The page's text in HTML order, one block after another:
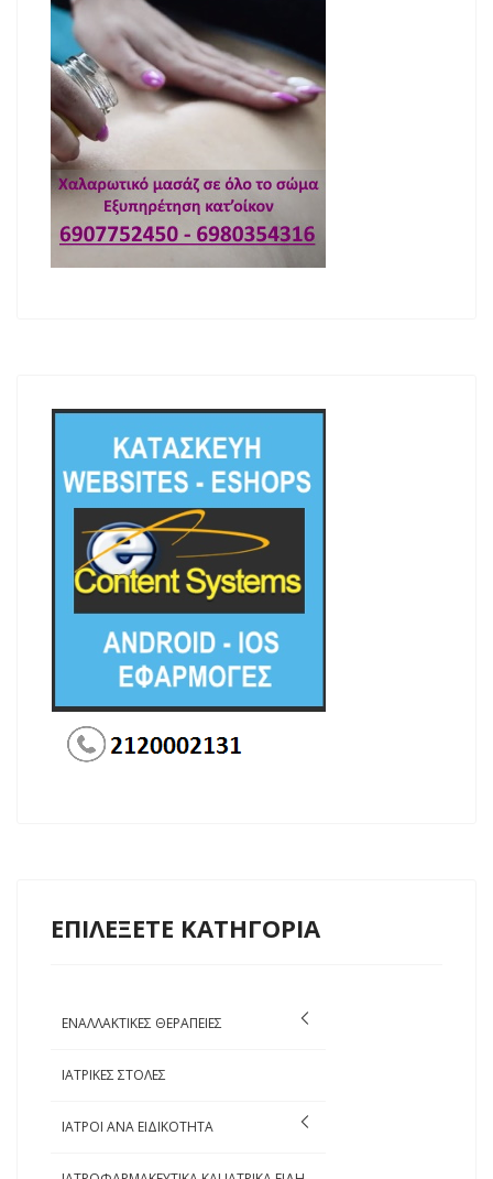
ΕΠΙΛΕΞΕΤΕ ΚΑΤΗΓΟΡΙΑ
ΕΝΑΛΛΑΚΤΙΚΕΣ ΘΕΡΑΠΕΙΕΣ
ΙΑΤΡΙΚΕΣ ΣΤΟΛΕΣ
ΙΑΤΡΟΙ ΑΝΑ ΕΙΔΙΚΟΤΗΤΑ